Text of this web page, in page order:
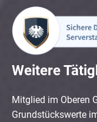
Weitere
Mitglied im Oberen
Grundstückswerte